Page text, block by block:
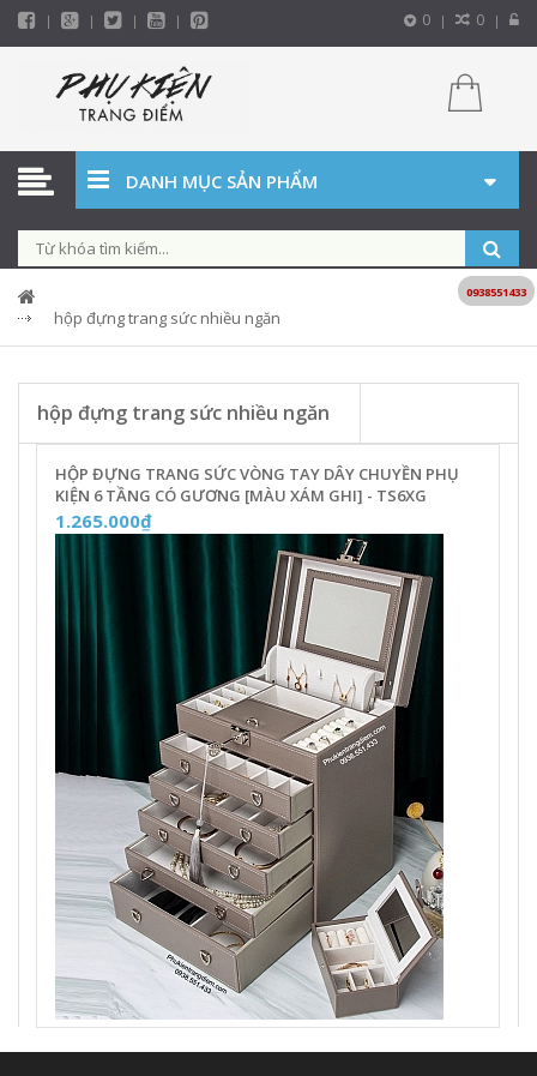
0 0
DANH MỤC SẢN PHẨM
hộp đựng trang sức nhiều ngăn
hộp đựng trang sức nhiều ngăn
HỘP ĐỰNG TRANG SỨC VÒNG TAY DÂY CHUYỀN PHỤ
KIỆN 6 TẦNG CÓ GƯƠNG [MÀU XÁM GHI] - TS6XG
1.265.000₫
0938551433